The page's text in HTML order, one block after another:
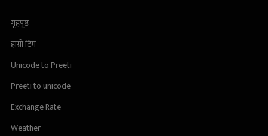
गृहपृष्ठ
हाम्रो टिम
Unicode to Preeti
Preeti to unicode
Exchange Rate
Weather